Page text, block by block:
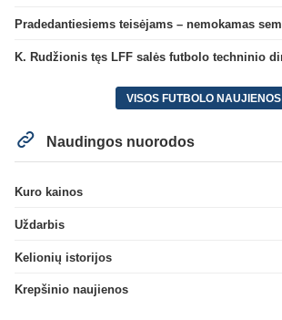
VISOS FUTBOLO NAUJIENOS
Naudingos nuorodos
Kuro kainos
Uždarbis
Kelionių istorijos
Krepšinio naujienos